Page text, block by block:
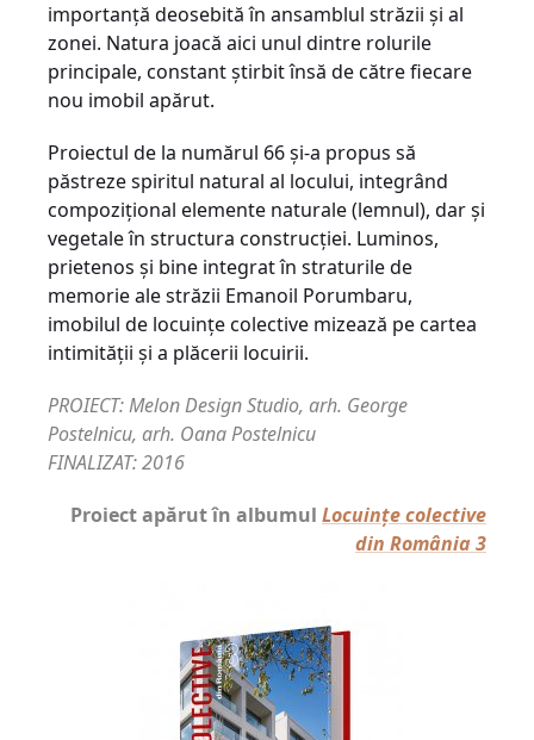
importanță deosebită în ansamblul străzii și al
zonei. Natura joacă aici unul dintre rolurile
principale, constant știrbit însă de către fiecare
nou imobil apărut.
Proiectul de la numărul 66 și-a propus să
păstreze spiritul natural al locului, integrând
compozițional elemente naturale (lemnul), dar și
vegetale în structura construcției. Luminos,
prietenos și bine integrat în straturile de
memorie ale străzii Emanoil Porumbaru,
imobilul de locuințe colective mizează pe cartea
intimității și a plăcerii locuirii.
PROIECT: Melon Design Studio, arh. George
Postelnicu, arh. Oana Postelnicu
FINALIZAT: 2016
Proiect apărut în albumul Locuințe colective
din România 3